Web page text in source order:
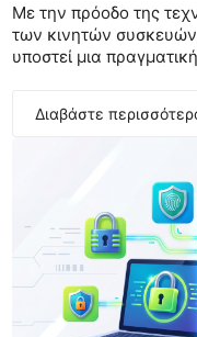
Με την πρόοδο της
των κινητών
υποστεί μια
Διαβάστε